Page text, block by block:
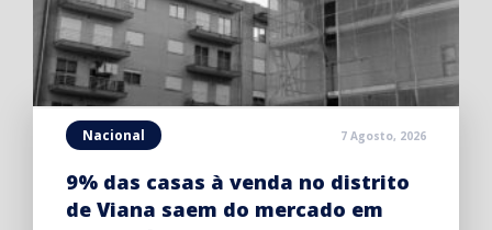
Nacional 7 Agosto, 2026
9% das casas à venda no distrito
de Viana saem do mercado em